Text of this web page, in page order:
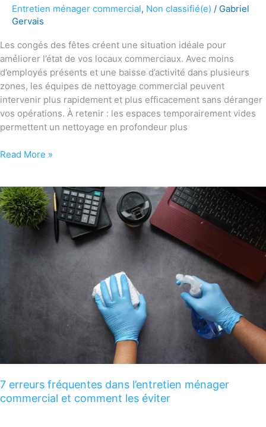
Entretien ménager commercial, Non classifié(e) / Gabriel
Gervais
Les congés des fêtes créent une situation idéale pour
améliorer l’état de vos locaux commerciaux. Avec moins
d’employés présents et une baisse d’activité dans plusieurs
zones, les équipes de nettoyage commercial peuvent
intervenir plus rapidement et plus efficacement sans déranger
vos opérations. À retenir : les espaces temporairement vides
permettent un nettoyage en profondeur plus
Read More »
7 erreurs fréquentes dans l’entretien ménager
commercial et comment les éviter
7
erreurs
fréquentes
l’entretien
commercial
et